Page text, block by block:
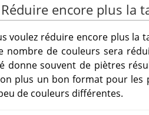
encore plus la
voulez réduire encore plus la
nombre de couleurs sera
donne souvent de piètres
plus un bon format pour les
de couleurs différentes.